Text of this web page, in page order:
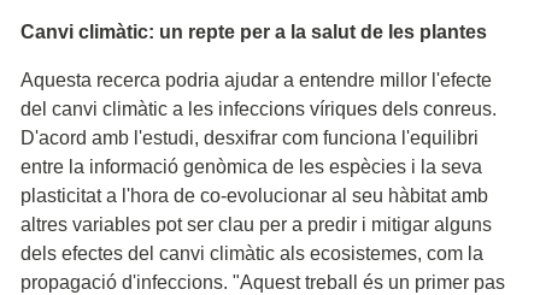
Canvi climàtic: un repte per a la salut de les plantes
Aquesta recerca podria ajudar a entendre millor l'efecte
del canvi climàtic a les infeccions víriques dels conreus.
D'acord amb l'estudi, desxifrar com funciona l'equilibri
entre la informació genòmica de les espècies i la seva
plasticitat a l'hora de co-evolucionar al seu hàbitat amb
altres variables pot ser clau per a predir i mitigar alguns
dels efectes del canvi climàtic als ecosistemes, com la
propagació d'infeccions. "Aquest treball és un primer pas